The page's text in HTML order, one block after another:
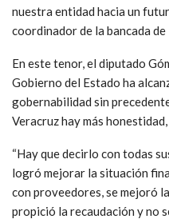
nuestra entidad hacia un
coordinador de la bancada de
En este tenor, el diputado
Gobierno del Estado ha
gobernabilidad sin
Veracruz hay más
“Hay que decirlo con todas
logró mejorar la situación
con proveedores, se mejoró
propició la recaudación y no